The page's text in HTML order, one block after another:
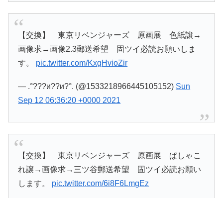
【交換】 東京リベンジャーズ 原画展 色紙譲→
画像求→画像2.3郵送希望 固ツイ必読お願いしま
す。 pic.twitter.com/KxgHvioZir
— .°???и??и?°. (@1533218966445105152) Sun
Sep 12 06:36:20 +0000 2021
【交換】 東京リベンジャーズ 原画展 ぱしゃこ
れ譲→画像求→三ツ谷郵送希望 固ツイ必読お願い
します。 pic.twitter.com/6i8F6LmgEz